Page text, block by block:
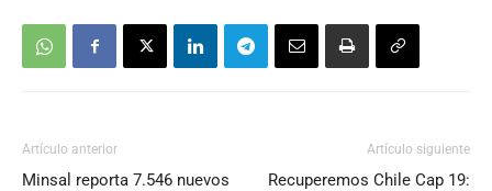
Artículo anterior
Minsal reporta 7.546 nuevos
Artículo siguiente
Recuperemos Chile Cap 19: